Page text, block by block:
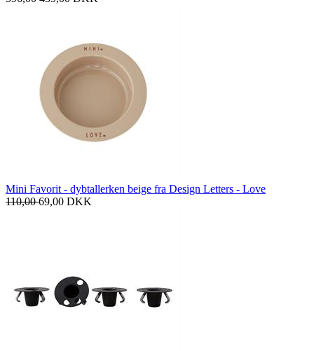
Mini Favorit - dybtallerken beige fra Design Letters - Love
110,0069,00 DKK